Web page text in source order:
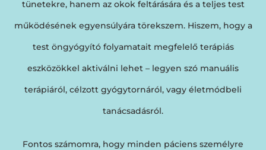
tünetekre, hanem az okok feltárására és a teljes test
működésének egyensúlyára törekszem. Hiszem, hogy a
test öngyógyító folyamatait megfelelő terápiás
eszközökkel aktiválni lehet – legyen szó manuális
terápiáról, célzott gyógytornáról, vagy életmódbeli
tanácsadásról.
Fontos számomra, hogy minden páciens személyre